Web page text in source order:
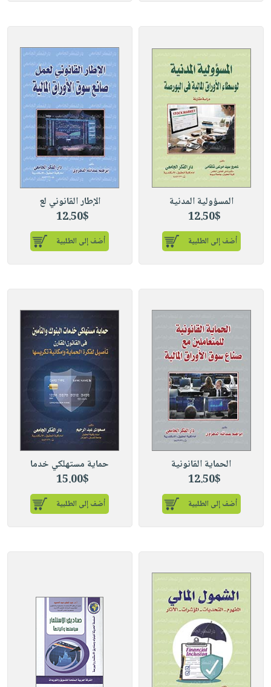
المسؤولية المدنية
12.50$
أضف إلى الطلبية
الإطار القانوني لع
12.50$
أضف إلى الطلبية
الحماية القانونية
12.50$
أضف إلى الطلبية
حماية مستهلكي خدما
15.00$
أضف إلى الطلبية